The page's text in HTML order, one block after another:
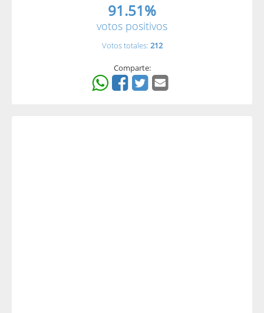
91.51%
votos positivos
Votos totales: 212
Comparte: